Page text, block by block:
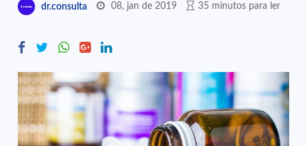
dr.consulta 08, jan de 2019 35 minutos para ler